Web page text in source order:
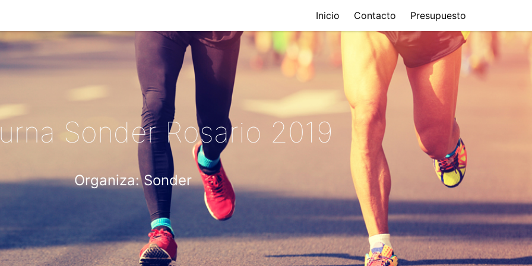
Inicio Contacto Presupuesto
Sonder Rosario 2019
Organiza: Sonder